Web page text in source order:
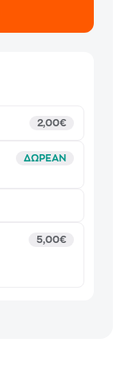
2,00€
ΔΩΡΕΑΝ
5,00€